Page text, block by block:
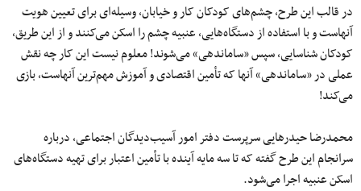
در قالب این طرح، چشم‌های کودکان کار و خیابان، وسیله‌ای برای تعیین هویت
آنهاست و با استفاده از دستگاه‌هایی، عنبیه چشم را اسکن می‌کنند و از این طریق،
کودکان شناسایی، سپس «ساماندهی» می‌شوند! معلوم نیست این کار چه نقش
عملی در «ساماندهی» آنها که تأمین اقتصادی و آموزش مهم‌ترین آنهاست، بازی
می‌کند!
محمدرضا حیدرهایی سرپرست دفتر امور آسیب‌دیدگان اجتماعی، درباره
سرانجام این طرح گفته که تا سه مایه آینده با تأمین اعتبار برای تهیه دستگاه‌های
اسکن عنبیه اجرا می‌شود.